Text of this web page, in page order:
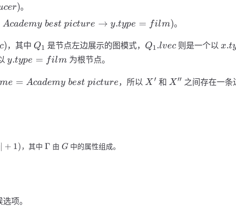
cer)。
Academy best picture → y.type = film)。
)，其中 Q_1
Q1 是节点左边展示的图模式， Q_1.lvec
Q1.lvec 则是一个以x.t
y.type=film
y.type = film为根节点。
e = Academy best picture，所以X'
X ′ 和 X''
X ′′ 之间存在一条
+ 1) ，其中 \Gamma
Γ 由 G
G中的属性组成。
项。